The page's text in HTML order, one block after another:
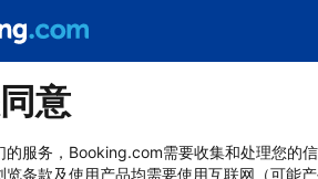
意
的服务，Booking.com需要收集和处理您的
览条款及使用产品均需要使用互联网（可能